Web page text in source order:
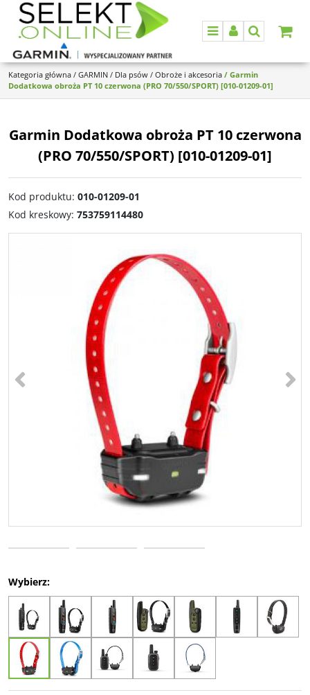
MenuPanelSzukaj
Kategoria główna / GARMIN / Dla psów / Obroże i akcesoria / Garmin
Dodatkowa obroża PT 10 czerwona (PRO 70/550/SPORT) [010-01209-01]
Garmin Dodatkowa obroża PT 10 czerwona
(PRO 70/550/SPORT) [010-01209-01]
Kod produktu: 010-01209-01
Kod kreskowy: 753759114480
<
Wybierz: